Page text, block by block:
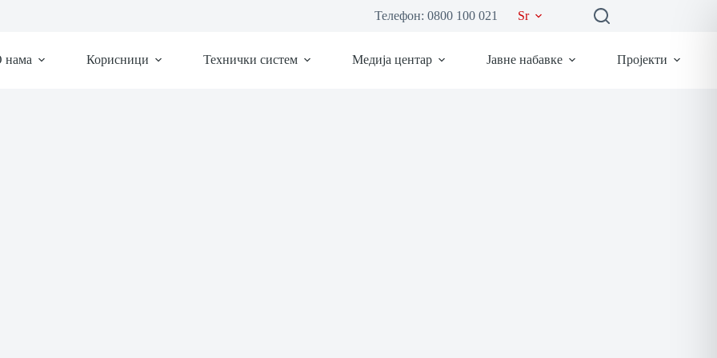
Телефон: 0800 100 021 Sr
нама Корисници Технички систем Медија центар Јавне набавке Пројекти